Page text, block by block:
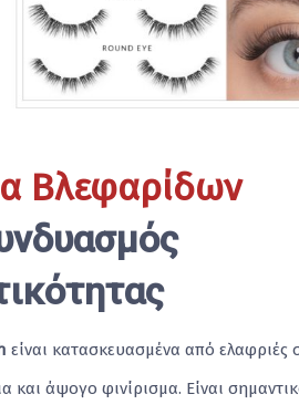
Βλεφαρίδων
είναι κατασκευασμένα από ελαφριές
και άψογο φινίρισμα. Είναι